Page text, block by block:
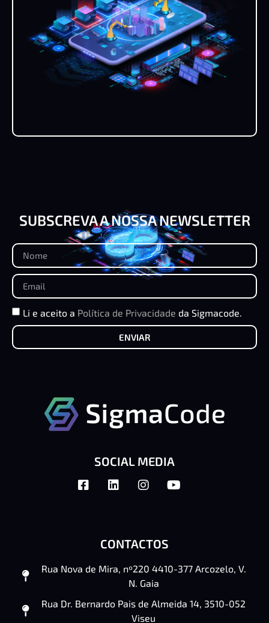
SUBSCREVA A NOSSA NEWSLETTER
Li e aceito a Política de Privacidade da Sigmacode.
ENVIAR
SOCIAL MEDIA
CONTACTOS
Rua Nova de Mira, nº220 4410-377 Arcozelo, V.
N. Gaia
Rua Dr. Bernardo Pais de Almeida 14, 3510-052
Viseu